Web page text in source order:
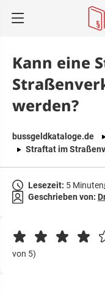
Kann eine
werden?
bussgeldkataloge.de
Straftat im
Lesezeit: 5 Minuten
Geschrieben von:
von 5)